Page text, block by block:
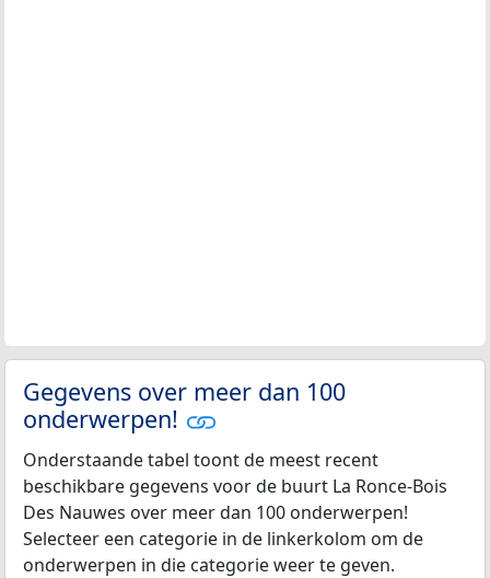
Gegevens over meer dan 100
onderwerpen!
Onderstaande tabel toont de meest recent
beschikbare gegevens voor de buurt La Ronce-Bois
Des Nauwes over meer dan 100 onderwerpen!
Selecteer een categorie in de linkerkolom om de
onderwerpen in die categorie weer te geven.